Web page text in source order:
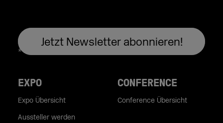
EXPO
Expo Übersicht
Aussteller werden
CONFERENCE
Conference Übersicht